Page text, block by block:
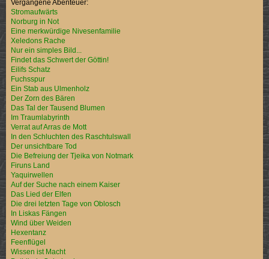
Vergangene Abenteuer:
Stromaufwärts
Norburg in Not
Eine merkwürdige Nivesenfamilie
Xeledons Rache
Nur ein simples Bild...
Findet das Schwert der Göttin!
Eilifs Schatz
Fuchsspur
Ein Stab aus Ulmenholz
Der Zorn des Bären
Das Tal der Tausend Blumen
Im Traumlabyrinth
Verrat auf Arras de Mott
In den Schluchten des Raschtulswall
Der unsichtbare Tod
Die Befreiung der Tjeika von Notmark
Firuns Land
Yaquirwellen
Auf der Suche nach einem Kaiser
Das Lied der Elfen
Die drei letzten Tage von Oblosch
In Liskas Fängen
Wind über Weiden
Hexentanz
Feenflügel
Wissen ist Macht